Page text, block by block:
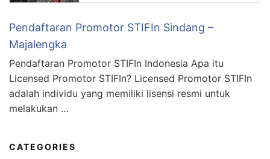
Pendaftaran Promotor STIFIn Sindang –
Majalengka
Pendaftaran Promotor STIFIn Indonesia Apa itu
Licensed Promotor STIFIn? Licensed Promotor STIFIn
adalah individu yang memiliki lisensi resmi untuk
melakukan …
CATEGORIES